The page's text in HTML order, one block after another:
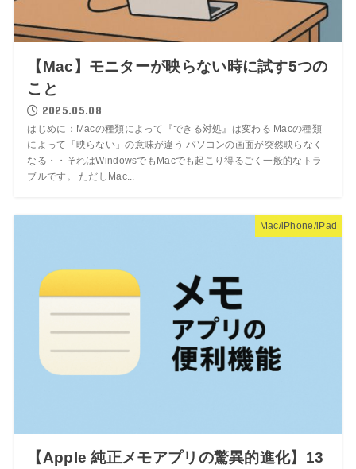
【Mac】モニターが映らない時に試す5つの
こと
2025.05.08
はじめに：Macの種類によって『できる対処』は変わる Macの種類
によって「映らない」の意味が違う パソコンの画面が突然映らなく
なる・・それはWindowsでもMacでも起こり得るごく一般的なトラ
ブルです。 ただしMac...
Mac/iPhone/iPad
【Apple 純正メモアプリの驚異的進化】13